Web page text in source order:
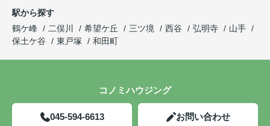
駅から探す
鶴ケ峰
二俣川 希望ケ丘 三ツ境 西谷 弘明寺
山手
保土ケ谷
東戸塚 和田町
コノミハウジング
045-594-6613 お問い合わせ